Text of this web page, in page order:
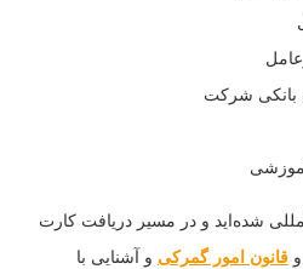
بانکی شرکت
شده‌اید و در مسیر دریافت کارت
قانون امور گمرکی و آشنایی با